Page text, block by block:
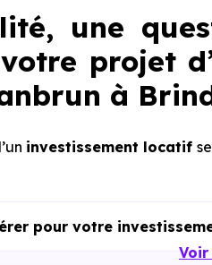
une
projet
à
investissement locatif
pour votre
Voir